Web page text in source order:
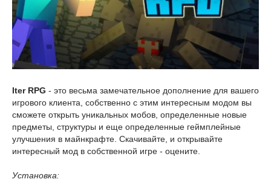
Iter RPG - это весьма замечательное дополнение для вашего
игрового клиента, собственно с этим интересным модом вы
сможете открыть уникальных мобов, определенные новые
предметы, структуры и еще определенные геймплейные
улучшения в майнкрафте. Скачивайте, и открывайте
интересный мод в собственной игре - оцените.
Установка: